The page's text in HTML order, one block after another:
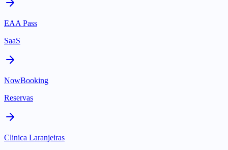
EAA Pass
SaaS
NowBooking
Reservas
Clinica Laranjeiras